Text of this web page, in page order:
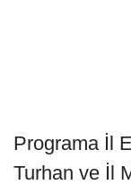
Programa İl
Turhan ve İl